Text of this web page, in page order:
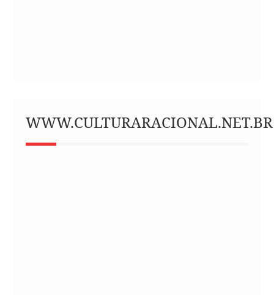
WWW.CULTURARACIONAL.NET.BR